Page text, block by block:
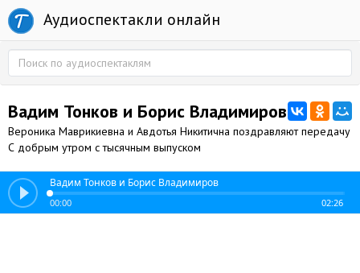
Аудиоспектакли онлайн
Вадим Тонков и Борис Владимиров
Вероника Маврикиевна и Авдотья Никитична поздравляют передачу
С добрым утром с тысячным выпуском
Вадим Тонков и Борис Владимиров
00:00 02:26